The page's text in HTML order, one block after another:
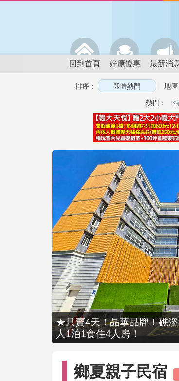
回到首頁 好康優惠 最新消
排序： 地區
熱門：
★只賣4天！晶華品牌！礁
人1泊1食住4人房！
鄉夏親子民宿